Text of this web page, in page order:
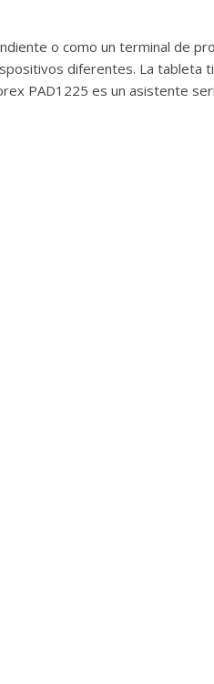
o como un terminal de
diferentes. La tableta
PAD1225 es un asistente